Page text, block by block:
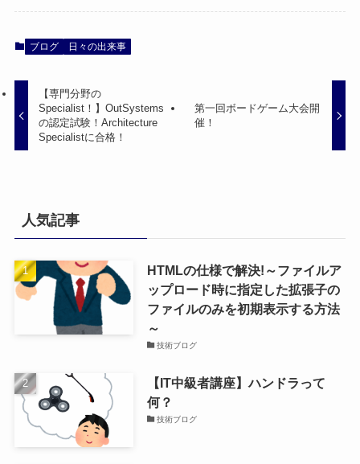
ブログ 日々の出来事
【専門分野の
Specialist！】OutSystems
の認定試験！Architecture
Specialistに合格！
第一回ボードゲーム大会開
催！
人気記事
HTMLの仕様で解決!～ファイルア
ップロード時に指定した拡張子の
ファイルのみを初期表示する方法
～
技術ブログ
【IT中級者講座】ハンドラって
何？
技術ブログ